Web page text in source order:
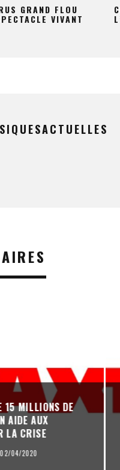
GRAND FLOU
VIVANT
15 MILLIONS DE
AIDE AUX
LA CRISE
02/04/2020